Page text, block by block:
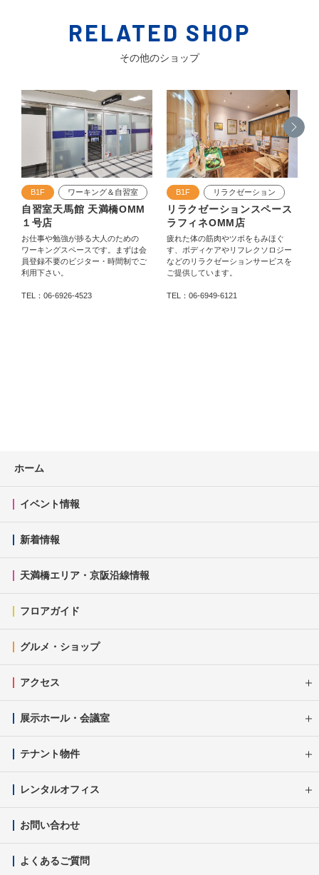
RELATED SHOP
その他のショップ
B1F ワーキング＆自習室
自習室天馬館 天満橋OMM
１号店
お仕事や勉強が捗る大人のための
ワーキングスペースです。まずは会
員登録不要のビジター・時間制でご
利用下さい。
TEL：06-6926-4523
B1F リラクゼーション
リラクゼーションスペース
ラフィネOMM店
疲れた体の筋肉やツボをもみほぐ
す、ボディケアやリフレクソロジー
などのリラクゼーションサービスを
ご提供しています。
TEL：06-6949-6121
ホーム
イベント情報
新着情報
天満橋エリア・京阪沿線情報
フロアガイド
グルメ・ショップ
アクセス
展示ホール・会議室
テナント物件
レンタルオフィス
お問い合わせ
よくあるご質問